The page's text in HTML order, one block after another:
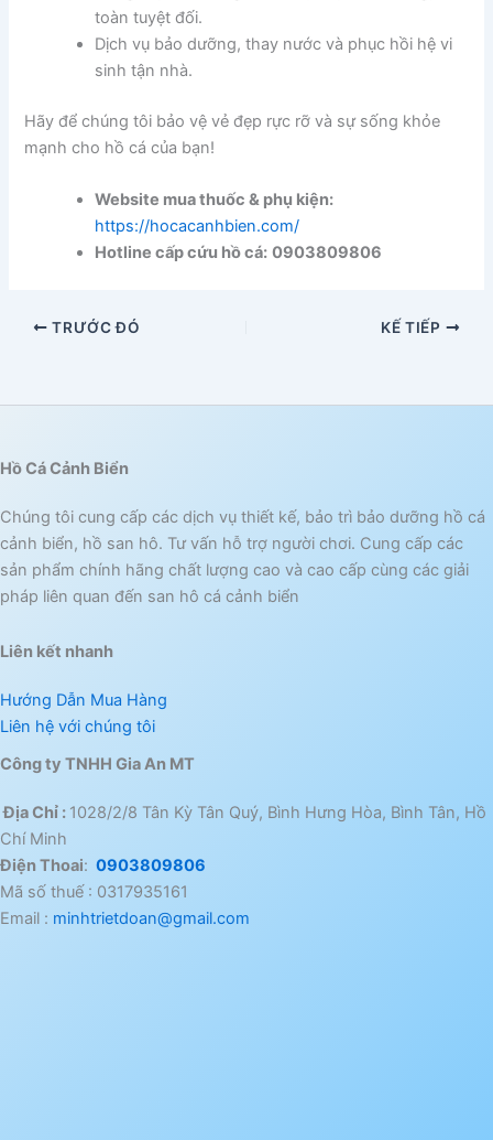
toàn tuyệt đối.
Dịch vụ bảo dưỡng, thay nước và phục hồi hệ vi
sinh tận nhà.
Hãy để chúng tôi bảo vệ vẻ đẹp rực rỡ và sự sống khỏe
mạnh cho hồ cá của bạn!
Website mua thuốc & phụ kiện:
https://hocacanhbien.com/
Hotline cấp cứu hồ cá: 0903809806
TRƯỚC ĐÓ KẾ TIẾP
Hồ Cá Cảnh Biển
Chúng tôi cung cấp các dịch vụ thiết kế, bảo trì bảo dưỡng hồ cá
cảnh biển, hồ san hô. Tư vấn hỗ trợ người chơi. Cung cấp các
sản phẩm chính hãng chất lượng cao và cao cấp cùng các giải
pháp liên quan đến san hô cá cảnh biển
Liên kết nhanh
Hướng Dẫn Mua Hàng
Liên hệ với chúng tôi
Công ty TNHH Gia An MT
Địa Chỉ : 1028/2/8 Tân Kỳ Tân Quý, Bình Hưng Hòa, Bình Tân, Hồ
Chí Minh
Điện Thoai: 0903809806
Mã số thuế : 0317935161
Email : minhtrietdoan@gmail.com